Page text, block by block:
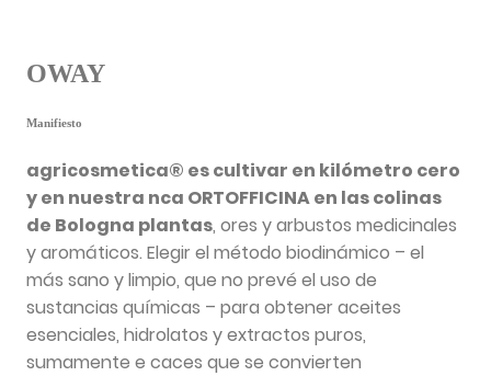
OWAY
Manifiesto
agricosmetica® es cultivar en kilómetro cero
y en nuestra nca ORTOFFICINA en las colinas
de Bologna plantas, ores y arbustos medicinales
y aromáticos. Elegir el método biodinámico – el
más sano y limpio, que no prevé el uso de
sustancias químicas – para obtener aceites
esenciales, hidrolatos y extractos puros,
sumamente e caces que se convierten